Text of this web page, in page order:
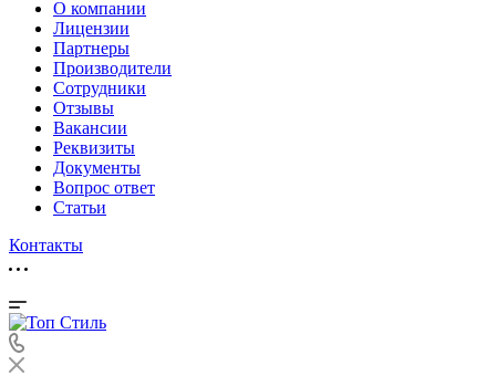
О компании
Лицензии
Партнеры
Производители
Сотрудники
Отзывы
Вакансии
Реквизиты
Документы
Вопрос ответ
Статьи
Контакты